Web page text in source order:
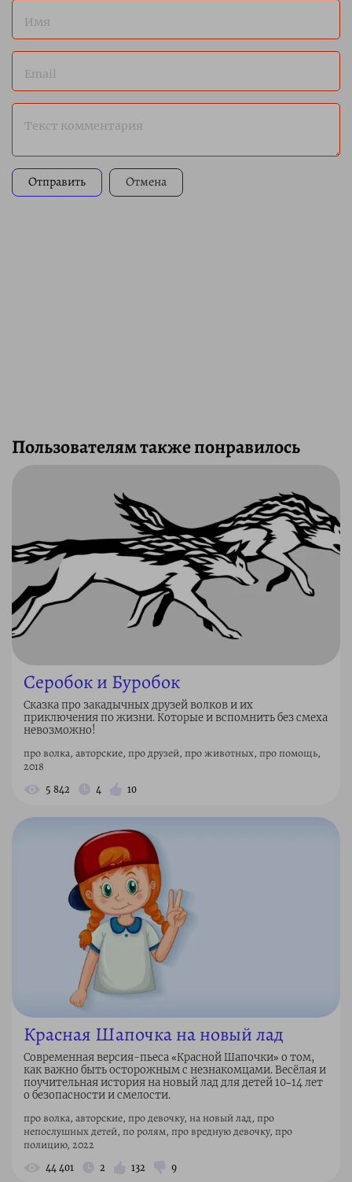
Имя
Email
Текст комментария
Отправить Отмена
Пользователям также понравилось
Серобок и Буробок
Сказка про закадычных друзей волков и их
приключения по жизни. Которые и вспомнить без смеха
невозможно!
про волка, авторские, про друзей, про животных, про помощь,
2018
5 842 4 10
Красная Шапочка на новый лад
Современная версия-пьеса «Красной Шапочки» о том,
как важно быть осторожным с незнакомцами. Весёлая и
поучительная история на новый лад для детей 10–14 лет
о безопасности и смелости.
про волка, авторские, про девочку, на новый лад, про
непослушных детей, по ролям, про вредную девочку, про
полицию, 2022
44 401 2 132 9